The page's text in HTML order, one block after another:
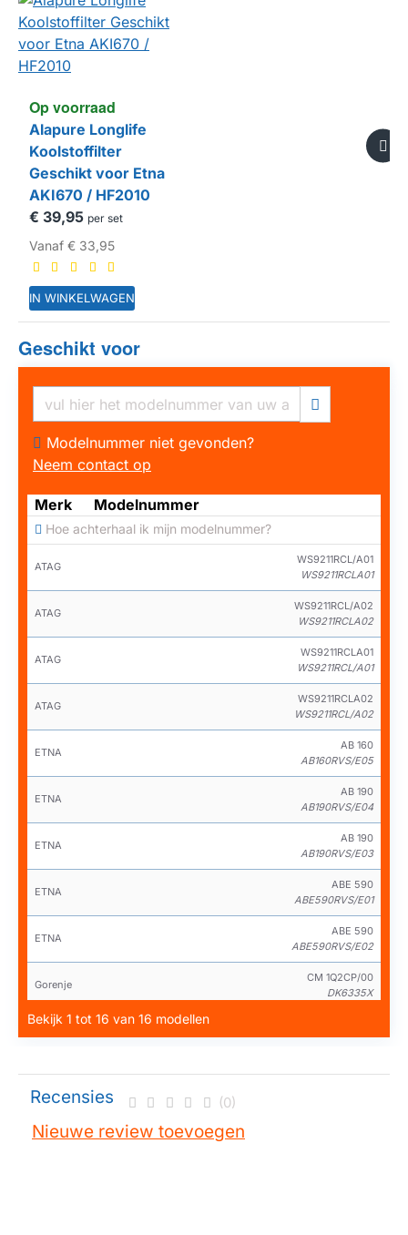
Op voorraad
Alapure Longlife
Koolstoffilter
Geschikt voor Etna
AKI670 / HF2010
€ 39,95 per set
Vanaf € 33,95
IN WINKELWAGEN
Geschikt voor
Modelnummer niet gevonden?
Neem contact op
Merk Modelnummer
Hoe achterhaal ik mijn modelnummer?
ATAG
WS9211RCL/A01
WS9211RCLA01
ATAG
WS9211RCL/A02
WS9211RCLA02
ATAG
WS9211RCLA01
WS9211RCL/A01
ATAG
WS9211RCLA02
WS9211RCL/A02
ETNA
AB 160
AB160RVS/E05
ETNA
AB 190
AB190RVS/E04
ETNA
AB 190
AB190RVS/E03
ETNA
ABE 590
ABE590RVS/E01
ETNA
ABE 590
ABE590RVS/E02
Gorenje
CM 1Q2CP/00
DK6335X
Gorenje
DK6330X
Gorenje
Gorenje
Bekijk 1 tot 16 van 16 modellen
Recensies (0)
Nieuwe review toevoegen